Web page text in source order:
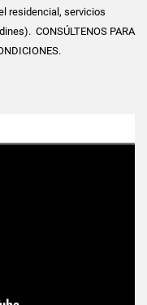
residencial, servicios
CONSÚLTENOS PARA